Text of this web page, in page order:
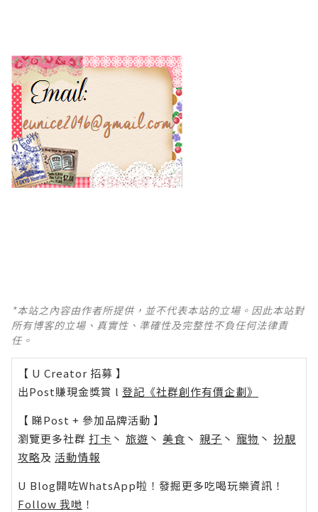
*本站之內容由作者所提供，並不代表本站的立場。因此本站對
所有博客的立場、真實性、準確性及完整性不負任何法律責
任。
【 U Creator 招募 】
出Post賺現金獎賞 l 登記《社群創作有價企劃》
【 睇Post + 參加品牌活動 】
瀏覽更多社群 打卡 丶 旅遊 丶 美食 丶 親子 丶 寵物 丶 扮靚
攻略及 活動情報
U Blog開咗WhatsApp啦！發掘更多吃喝玩樂資訊！
Follow 我哋 ！